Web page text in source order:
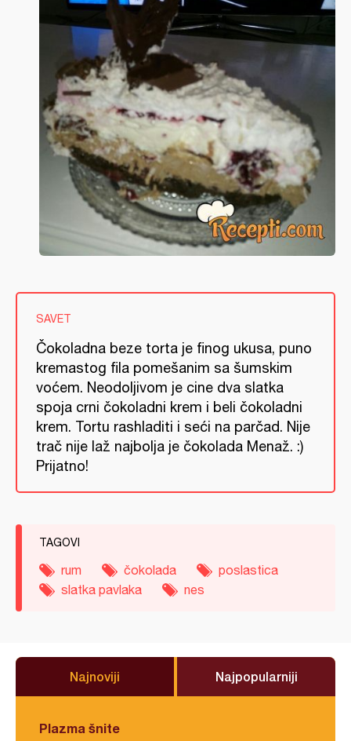
SAVET
Čokoladna beze torta je finog ukusa, puno
kremastog fila pomešanim sa šumskim
voćem. Neodoljivom je cine dva slatka
spoja crni čokoladni krem i beli čokoladni
krem. Tortu rashladiti i seći na parčad. Nije
trač nije laž najbolja je čokolada Menaž. :)
Prijatno!
TAGOVI
rum čokolada
poslastica
slatka pavlaka
nes
Najnoviji Najpopularniji
Plazma šnite